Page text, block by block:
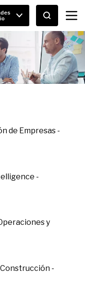
de Empresas -
-
y
-